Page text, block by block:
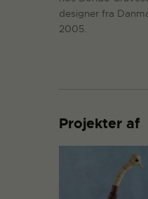
designer fra
2005.
Projekter af